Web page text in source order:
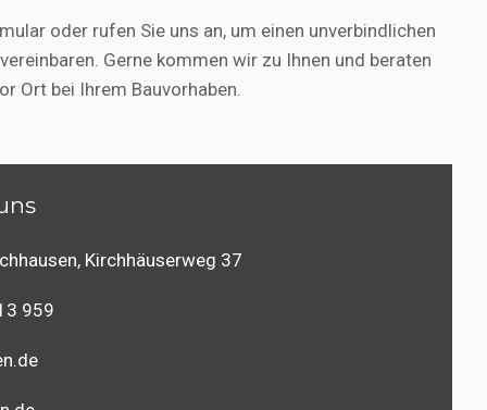
oder rufen Sie uns an, um einen unverbindlichen
Gerne kommen wir zu Ihnen und beraten
Ort bei Ihrem Bauvorhaben.
Kirchhäuserweg 37
959